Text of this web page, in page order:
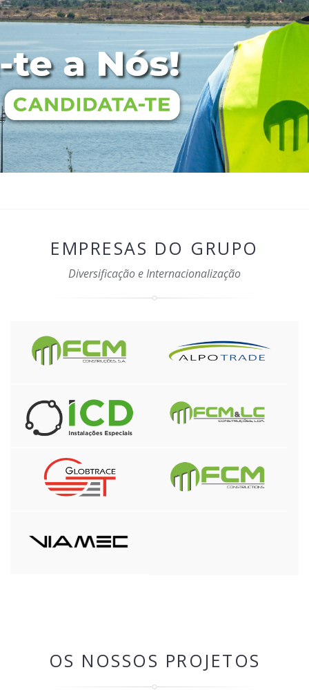
EMPRESAS DO GRUPO
Diversificação e Internacionalização
OS NOSSOS PROJETOS